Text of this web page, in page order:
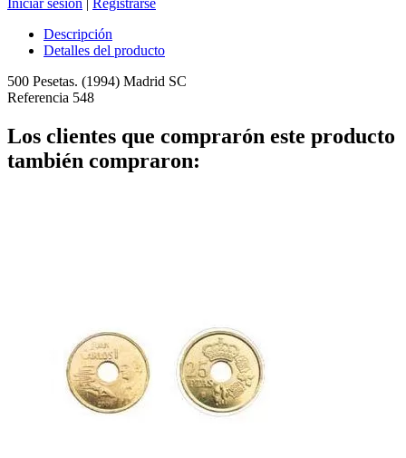
Descripción
Detalles del producto
500 Pesetas. (1994) Madrid SC
Referencia 548
Los clientes que comprarón este producto
también compraron: